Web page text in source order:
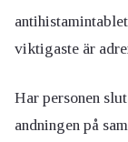
viktigaste är
Har personen
andningen på